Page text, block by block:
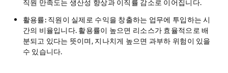
직원 만족도는 생산성 향상과 이직률 감소로 이어집니다.
활용률:직원이 실제로 수익을 창출하는 업무에 투입하는 시
간의 비율입니다. 활용률이 높으면 리소스가 효율적으로 배
분되고 있다는 뜻이며, 지나치게 높으면 과부하 위험이 있을
수 있습니다.